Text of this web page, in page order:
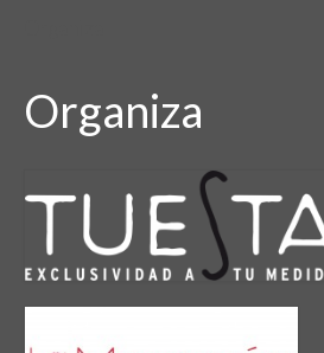
Organiza